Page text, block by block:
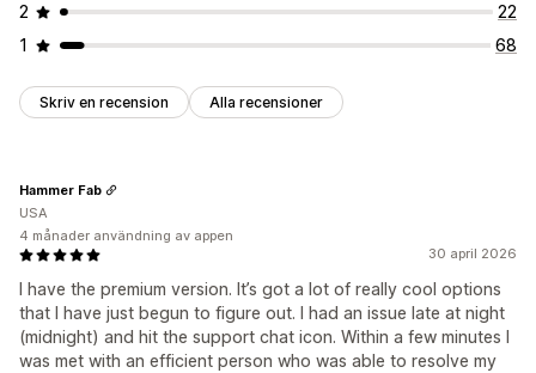
2
22
1
68
Skriv en recension Alla recensioner
30 april 2026
I have the premium version. It’s got a lot of really cool options
that I have just begun to figure out. I had an issue late at night
(midnight) and hit the support chat icon. Within a few minutes I
was met with an efficient person who was able to resolve my
Hammer Fab
USA
4 månader användning av appen